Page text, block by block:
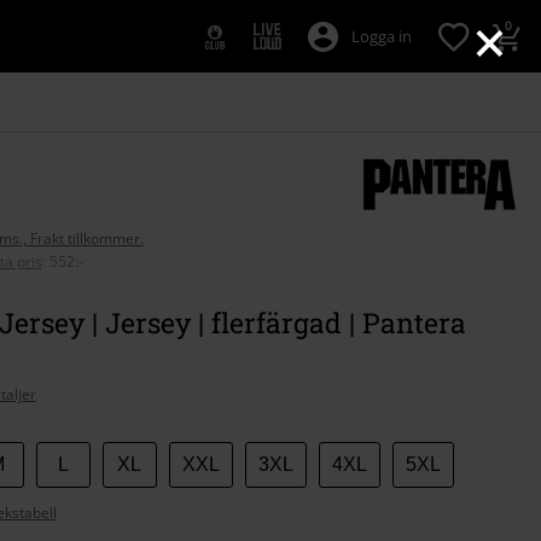
×
Logga in 0
Frakt tillkommer.
pris
552:-
| Jersey | flerfärgad | Pantera
XL XXL 3XL 4XL 5XL